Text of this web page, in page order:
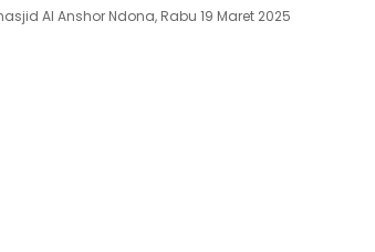
Al Anshor Ndona, Rabu 19 Maret 2025